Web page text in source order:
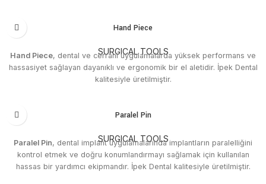
Hand Piece
SURGICAL TOOLS
Hand Piece, dental ve cerrahi uygulamalarda yüksek performans ve
hassasiyet sağlayan dayanıklı ve ergonomik bir el aletidir. İpek Dental
kalitesiyle üretilmiştir.
Paralel Pin
SURGICAL TOOLS
Paralel Pin, dental implant uygulamalarında implantların paralelliğini
kontrol etmek ve doğru konumlandırmayı sağlamak için kullanılan
hassas bir yardımcı ekipmandır. İpek Dental kalitesiyle üretilmiştir.